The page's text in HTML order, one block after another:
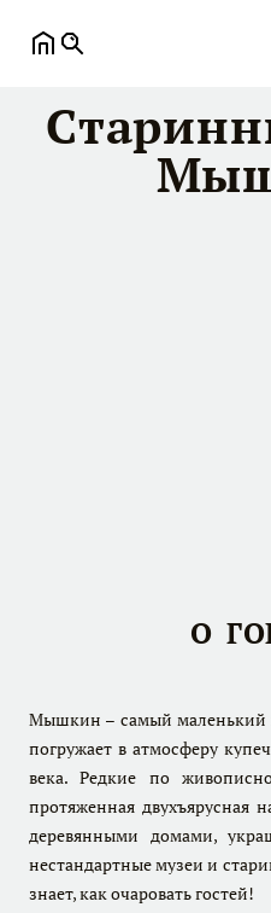
О
Мышкин – самый маленький
погружает в атмосферу
века. Редкие по
протяженная двухъярусная
деревянными домами,
нестандартные музеи и
знает, как очаровать гостей!